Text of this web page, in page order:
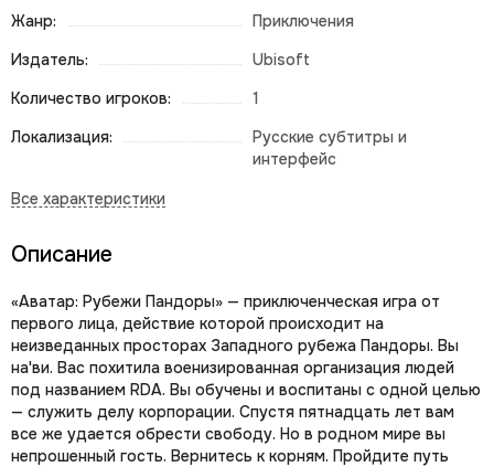
Жанр:
Приключения
Издатель:
Ubisoft
Количество игроков:
1
Локализация:
Русские субтитры и
интерфейс
Описание
«Аватар: Рубежи Пандоры» — приключенческая игра от
первого лица, действие которой происходит на
неизведанных просторах Западного рубежа Пандоры. Вы
на'ви. Вас похитила военизированная организация людей
под названием RDA. Вы обучены и воспитаны с одной целью
— служить делу корпорации. Спустя пятнадцать лет вам
все же удается обрести свободу. Но в родном мире вы
непрошенный гость. Вернитесь к корням. Пройдите путь